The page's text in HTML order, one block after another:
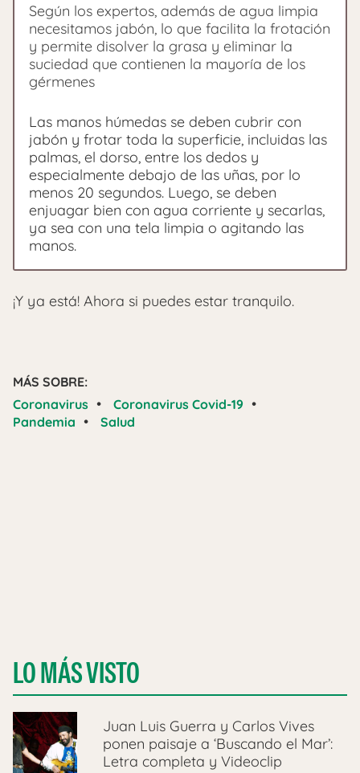
Según los expertos, además de agua limpia
necesitamos jabón, lo que facilita la frotación
y permite disolver la grasa y eliminar la
suciedad que contienen la mayoría de los
gérmenes
Las manos húmedas se deben cubrir con
jabón y frotar toda la superficie, incluidas las
palmas, el dorso, entre los dedos y
especialmente debajo de las uñas, por lo
menos 20 segundos. Luego, se deben
enjuagar bien con agua corriente y secarlas,
ya sea con una tela limpia o agitando las
manos.
¡Y ya está! Ahora si puedes estar tranquilo.
MÁS SOBRE:
Coronavirus • Coronavirus Covid-19 •
Pandemia • Salud
LO MÁS VISTO
Juan Luis Guerra y Carlos Vives
ponen paisaje a ‘Buscando el Mar’:
Letra completa y Videoclip